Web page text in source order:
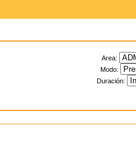
Area:
Modo:
Duración: